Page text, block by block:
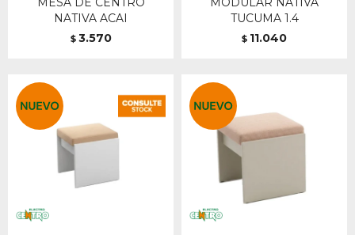
NATIVA ACAI
$ 3.570
TUCUMA 1.4
$ 11.040